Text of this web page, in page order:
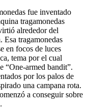
fue inventado
tragamonedas
alrededor del
Esa tragamonedas
en focos de luces
tema por el cual
“One-armed bandit”.
por los palos de
una campana rota.
a conseguir sobre